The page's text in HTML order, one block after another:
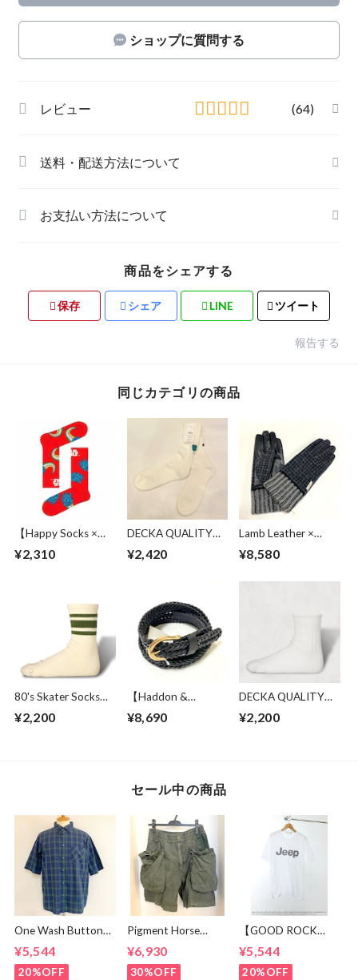
ショップに質問する
レビュー (64)
送料・配送方法について
お支払い方法について
商品をシェアする
保存 シェア LINE ツイート
報告する
同じカテゴリの商品
【Happy Socks ×
Millennium Falcon
¥2,310
DECKA QUALITY
BÓINNE Pile Socks
¥2,420
Lamb Leather ×
Combination
¥8,580
80's Skater Socks
Short Length
¥2,200
【Haddon &
Leather Weaving
¥8,690
DECKA QUALITY
Ribbed Socks |
¥2,200
セール中の商品
One Wash Button
Shirts Black
Watch Broad
¥5,544
20%OFF
Pigment Horse
Shorts Olive
¥6,930
30%OFF
【GOOD ROCK
Logo T-shirt
White
¥5,544
20%OFF